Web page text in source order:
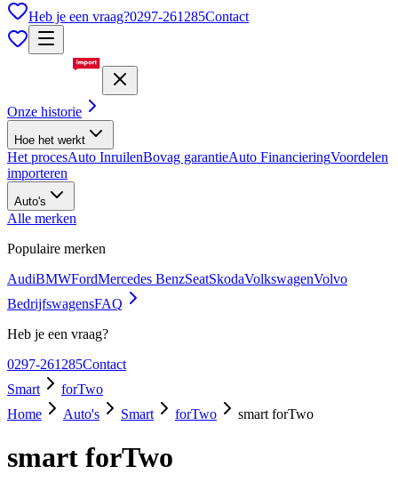
Heb je een vraag?0297-261285Contact
Onze historie
Hoe het werkt
Het procesAuto InruilenBovag garantieAuto FinancieringVoordelen
importeren
Auto's
Alle merken
Populaire merken
AudiBMWFordMercedes BenzSeatSkodaVolkswagenVolvo
BedrijfswagensFAQ
Heb je een vraag?
0297-261285Contact
Smart
forTwo
Home
Auto's Smart forTwo smart forTwo
smart forTwo